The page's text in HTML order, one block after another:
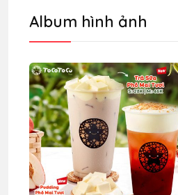
Album hình ảnh